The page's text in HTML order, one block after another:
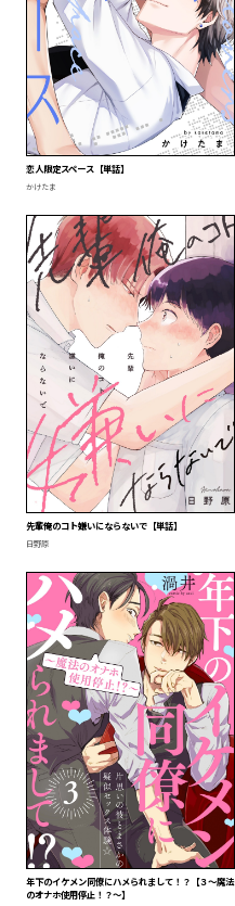
恋人限定スペース【単話】
かけたま
先輩俺のコト嫌いにならないで【単話】
日野原
年下のイケメン同僚にハメられまして！？【３～魔法
のオナホ使用停止！？～】